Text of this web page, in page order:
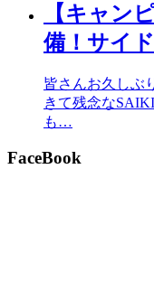
【キャン
備！サイ
皆さんお久しぶ
きて残念な
も…
FaceBook